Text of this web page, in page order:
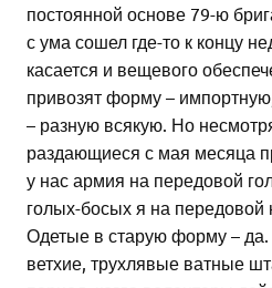
постоянной основе 79-ю
с ума сошел где-то к концу
касается и вещевого
привозят форму –
– разную всякую. Но
раздающиеся с мая месяца
у нас армия на передовой
голых-босых я на передовой
Одетые в старую форму –
ветхие, трухлявые ватные